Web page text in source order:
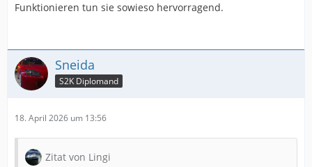
Funktionieren tun sie sowieso hervorragend.
Sneida
S2K Diplomand
18. April 2026 um 13:56
Zitat von Lingi